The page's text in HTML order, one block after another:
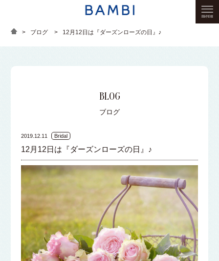
> ブログ > 12月12日は『ダーズンローズの日』♪
BLOG
ブログ
2019.12.11 Bridal
12月12日は『ダーズンローズの日』♪